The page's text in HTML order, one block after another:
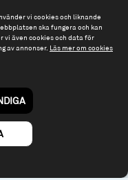
AB
vi cookies och liknande
ska fungera och kan
vi även cookies och data för
av annonser. Läs mer om cookies